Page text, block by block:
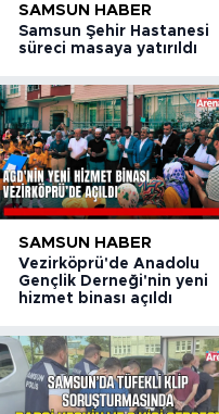
SAMSUN HABER
Samsun Şehir Hastanesi
süreci masaya yatırıldı
SAMSUN HABER
Vezirköprü'de Anadolu
Gençlik Derneği'nin yeni
hizmet binası açıldı